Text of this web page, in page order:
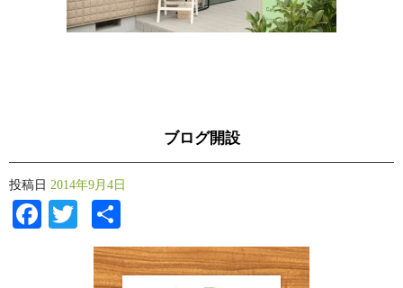
ブログ開設
投稿日 2014年9月4日
Facebook
Twitter
有